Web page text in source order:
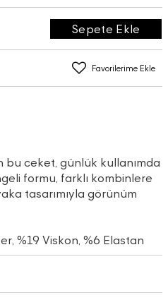
Favorilerime Ekle
Sepete Ekle
bu ceket, günlük kullanımda
formu, farklı kombinlere
tasarımıyla görünüm
%19 Viskon, %6 Elastan